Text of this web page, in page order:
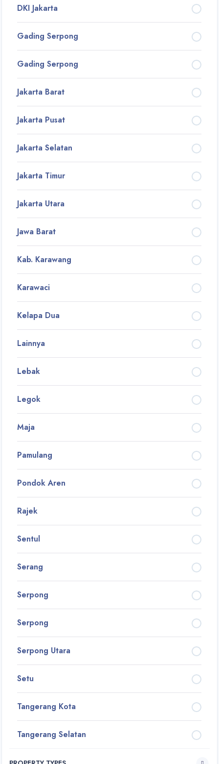
DKI Jakarta
Gading Serpong
Gading Serpong
Jakarta Barat
Jakarta Pusat
Jakarta Selatan
Jakarta Timur
Jakarta Utara
Jawa Barat
Kab. Karawang
Karawaci
Kelapa Dua
Lainnya
Lebak
Legok
Maja
Pamulang
Pondok Aren
Rajek
Sentul
Serang
Serpong
Serpong
Serpong Utara
Setu
Tangerang Kota
Tangerang Selatan